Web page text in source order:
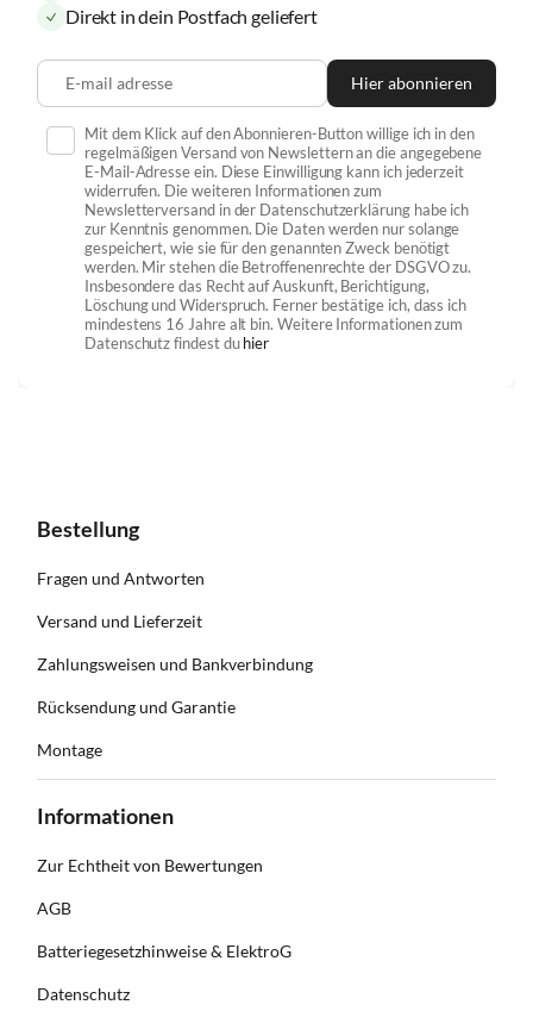
Direkt in dein Postfach geliefert
E-mail adresse Hier abonnieren
Mit dem Klick auf den Abonnieren-Button willige ich in den
regelmäßigen Versand von Newslettern an die angegebene
E-Mail-Adresse ein. Diese Einwilligung kann ich jederzeit
widerrufen. Die weiteren Informationen zum
Newsletterversand in der Datenschutzerklärung habe ich
zur Kenntnis genommen. Die Daten werden nur solange
gespeichert, wie sie für den genannten Zweck benötigt
werden. Mir stehen die Betroffenenrechte der DSGVO zu.
Insbesondere das Recht auf Auskunft, Berichtigung,
Löschung und Widerspruch. Ferner bestätige ich, dass ich
mindestens 16 Jahre alt bin. Weitere Informationen zum
Datenschutz findest duhier
Bestellung
Fragen und Antworten
Versand und Lieferzeit
Zahlungsweisen und Bankverbindung
Rücksendung und Garantie
Montage
Informationen
Zur Echtheit von Bewertungen
AGB
Batteriegesetzhinweise & ElektroG
Datenschutz